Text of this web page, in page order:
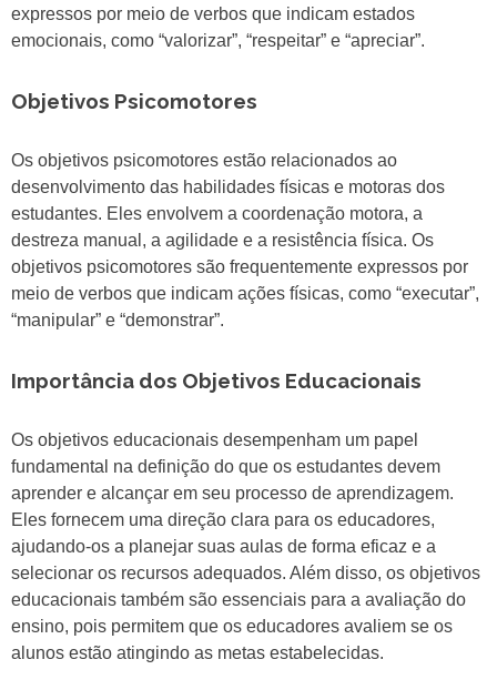
expressos por meio de verbos que indicam estados
emocionais, como “valorizar”, “respeitar” e “apreciar”.
Objetivos Psicomotores
Os objetivos psicomotores estão relacionados ao
desenvolvimento das habilidades físicas e motoras dos
estudantes. Eles envolvem a coordenação motora, a
destreza manual, a agilidade e a resistência física. Os
objetivos psicomotores são frequentemente expressos por
meio de verbos que indicam ações físicas, como “executar”,
“manipular” e “demonstrar”.
Importância dos Objetivos Educacionais
Os objetivos educacionais desempenham um papel
fundamental na definição do que os estudantes devem
aprender e alcançar em seu processo de aprendizagem.
Eles fornecem uma direção clara para os educadores,
ajudando-os a planejar suas aulas de forma eficaz e a
selecionar os recursos adequados. Além disso, os objetivos
educacionais também são essenciais para a avaliação do
ensino, pois permitem que os educadores avaliem se os
alunos estão atingindo as metas estabelecidas.